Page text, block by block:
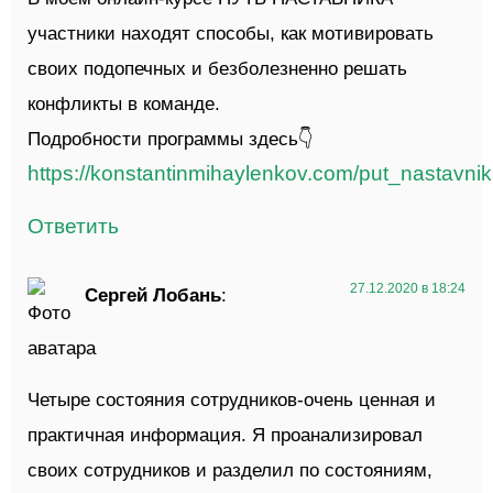
участники находят способы, как мотивировать
своих подопечных и безболезненно решать
конфликты в команде.
Подробности программы здесь👇
https://konstantinmihaylenkov.com/
Ответить
Сергей Лобань: 27.12.2020 в 18:24
Четыре состояния сотрудников-очень ценная и
практичная информация. Я проанализировал
своих сотрудников и разделил по состояниям,